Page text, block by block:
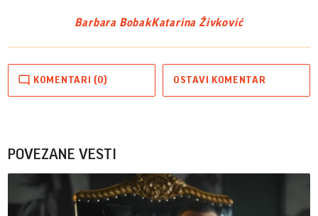
Barbara BobakKatarina Živković
KOMENTARI (0) OSTAVI KOMENTAR
POVEZANE VESTI